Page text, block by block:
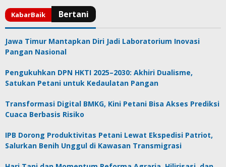
Jawa Timur Mantapkan Diri Jadi Laboratorium Inovasi
Pangan Nasional
Pengukuhkan DPN HKTI 2025–2030: Akhiri Dualisme,
Satukan Petani untuk Kedaulatan Pangan
Transformasi Digital BMKG, Kini Petani Bisa Akses Prediksi
Cuaca Berbasis Risiko
IPB Dorong Produktivitas Petani Lewat Ekspedisi Patriot,
Salurkan Benih Unggul di Kawasan Transmigrasi